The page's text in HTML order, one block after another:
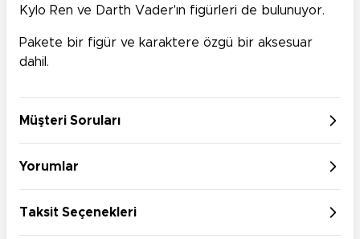
Kylo Ren ve Darth Vader'ın figürleri de bulunuyor.
Pakete bir figür ve karaktere özgü bir aksesuar
dahil.
Müşteri Soruları
Yorumlar
Taksit Seçenekleri